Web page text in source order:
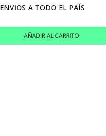
ENVIOS A TODO EL PAÍS